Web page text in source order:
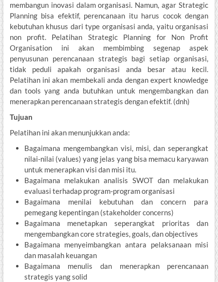
membangun inovasi dalam organisasi. Namun, agar Strategic
Planning bisa efektif, perencanaan itu harus cocok dengan
kebutuhan khusus dari type organisasi anda, yaitu organisasi
non profit. Pelatihan Strategic Planning for Non Profit
Organisation ini akan membimbing segenap aspek
penyusunan perencanaan strategis bagi setiap organisasi,
tidak peduli apakah organisasi anda besar atau kecil.
Pelatihan ini akan membekali anda dengan expert knowledge
dan tools yang anda butuhkan untuk mengembangkan dan
menerapkan perencanaan strategis dengan efektif. (dnh)
Tujuan
Pelatihan ini akan menunjukkan anda:
Bagaimana mengembangkan visi, misi, dan seperangkat
nilai-nilai (values) yang jelas yang bisa memacu karyawan
untuk menerapkan visi dan misi itu.
Bagaimana melakukan analisis SWOT dan melakukan
evaluasi terhadap program-program organisasi
Bagaimana menilai kebutuhan dan concern para
pemegang kepentingan (stakeholder concerns)
Bagaimana menetapkan seperangkat prioritas dan
mengembangkan core strategies, goals, dan objectives
Bagaimana menyeimbangkan antara pelaksanaan misi
dan masalah keuangan
Bagaimana menulis dan menerapkan perencanaan
strategis yang solid